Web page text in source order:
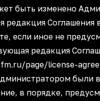
быть изменено
редакция Соглашения
если иное не
редакция
page/license-
были
в порядке,